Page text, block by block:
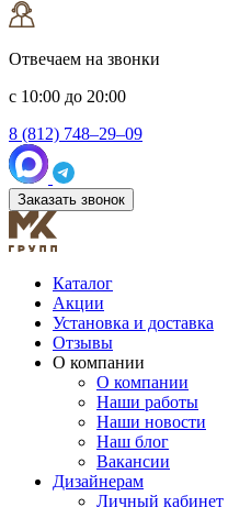
Отвечаем на звонки
с 10:00 до 20:00
8 (812) 748–29–09
Заказать звонок
Каталог
Акции
Установка и доставка
Отзывы
О компании
О компании
Наши работы
Наши новости
Наш блог
Вакансии
Дизайнерам
Личный кабинет